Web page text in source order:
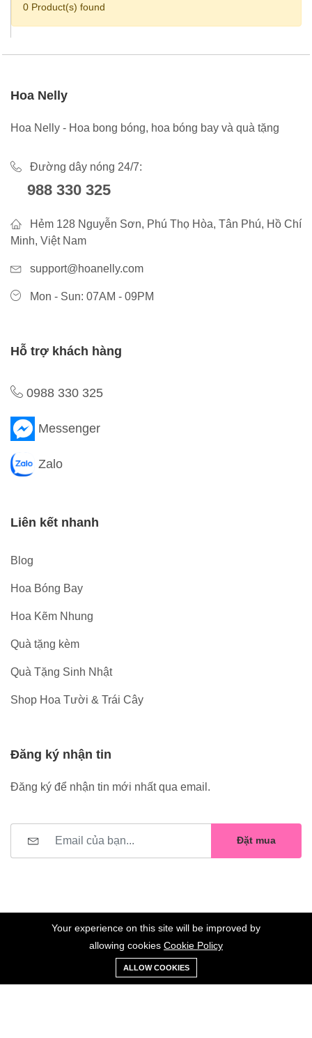
0 Product(s) found
Hoa Nelly
Hoa Nelly - Hoa bong bóng, hoa bóng bay và quà tặng
Đường dây nóng 24/7:
988 330 325
Hẻm 128 Nguyễn Sơn, Phú Thọ Hòa, Tân Phú, Hồ Chí
Minh, Việt Nam
support@hoanelly.com
Mon - Sun: 07AM - 09PM
Hỗ trợ khách hàng
0988 330 325
Messenger
Zalo
Liên kết nhanh
Blog
Hoa Bóng Bay
Hoa Kẽm Nhung
Quà tặng kèm
Quà Tặng Sinh Nhật
Shop Hoa Tười & Trái Cây
Đăng ký nhận tin
Đăng ký để nhận tin mới nhất qua email.
Đặt mua
©2023 Hoa Nelly . All Rights Reserved.
0
Xe
đẩy
Danh sách
yêu thích
Your experience on this site will be improved by
allowing cookies Cookie Policy
ALLOW COOKIES